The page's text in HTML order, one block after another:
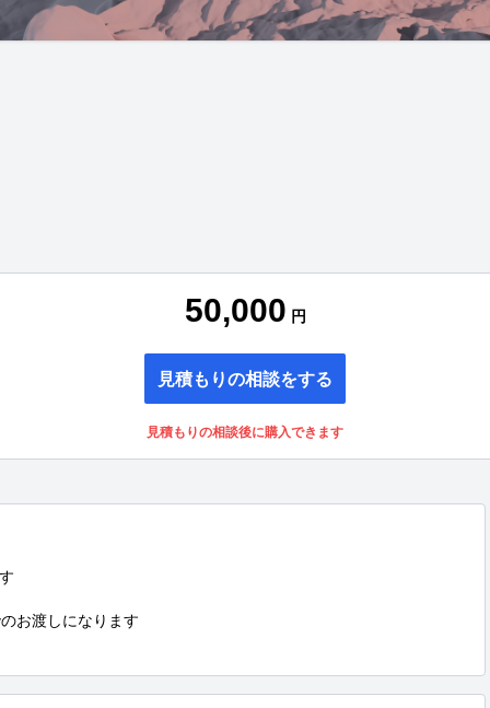
50,000 円
見積もりの相談をする
見積もりの相談後に購入できます
お渡しになります